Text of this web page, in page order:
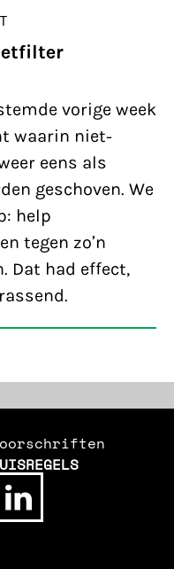
vorige week
waarin niet-
eens als
geschoven. We
help
tegen zo’n
Dat had effect,